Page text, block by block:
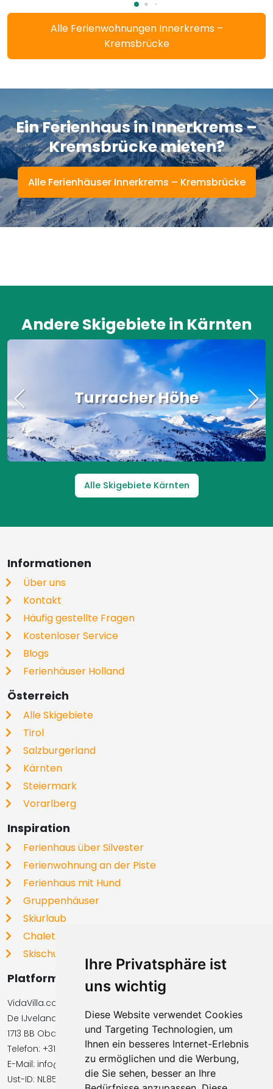
Ihre Privatsphäre ist
uns wichtig
Diese Website verwendet Cookies
und Targeting Technologien, um
Ihnen ein besseres Internet-Erlebnis
zu ermöglichen und die Werbung,
die Sie sehen, besser an Ihre
Alle Ferienwohnungen Innerkrems –
Kremsbrücke
Ein Ferienhaus in Innerkrems –
Kremsbrückemieten?
Alle Ferienhäuser Innerkrems – Kremsbrücke
Andere Skigebiete in Kärnten
Turracher Höhe
Alle Skigebiete Kärnten
Informationen
Über uns
Kontakt
Häufig gestellte Fragen
Kostenloser Service
Blogs
Ferienhäuser Holland
Österreich
Alle Skigebiete
Tirol
Salzburgerland
Kärnten
Steiermark
Vorarlberg
Inspiration
Ferienhaus über Silvester
Ferienwohnung an der Piste
Ferienhaus mit Hund
Gruppenhäuser
Skiurlaub
Chalets
Skischulen
Platformbetreiber
VidaVilla.com BV
De IJvelandssloot 20
1713 BB Obdam, Niederlande
Telefon: +31854016545
E-Mail: info@vidavilla.com
Ust-ID: NL855781919B01